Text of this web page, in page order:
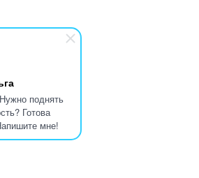
поднять
Готова
мне!